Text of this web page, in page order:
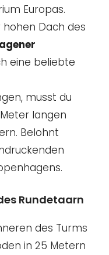
Europas.
Dach des
eine beliebte
musst du
langen
Belohnt
Rundetaarn
des Turms
in 25 Metern